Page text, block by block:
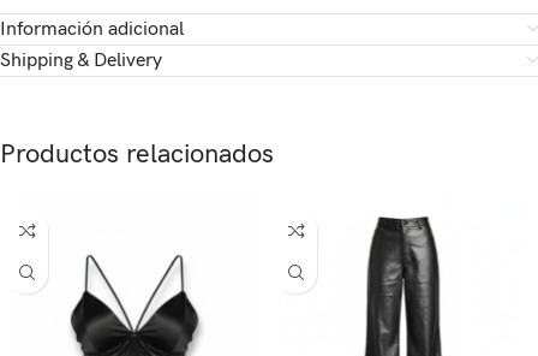
Información adicional
Shipping & Delivery
Productos relacionados